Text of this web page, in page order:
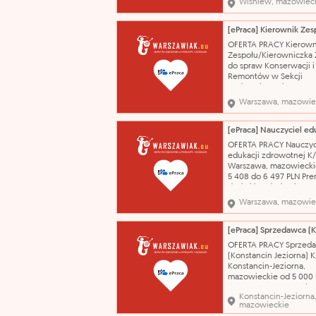
zależności od
kwalifikacji
stażu pracy wybranego
kandydata Umowa o
czas określony
Zarządzanie Gminnym
Wiśniew,
OFERTA PRACY
Zespołu/Kierowniczka
do spraw Konserwacji i
Remontów w Sekcji
WBIGN (ogłoszenie nr
Warszawa,
7 959,76 PLN +
wysługę lat. Umowa o
czas określony
planuje, organizuje i
prace po
Warszawa,
OFERTA PRACY
edukacji zdrowotnej
Warszawa,
5 408 do 6 497 PLN
dodatek motywacyjny,
godziny
płatne zastępstwa, +
dodatkowe
roczne. Umowa o
nieokreślony
Prowadzenie z
Warszawa,
OFERTA PRACY
(Konstancin Jeziorna)
Konstancin-Jeziorna,
mazowieckie od 5 000
próbny 13.08.2026 -
zapewnienie
Konstancin-Jeziorna,
mazowieckie